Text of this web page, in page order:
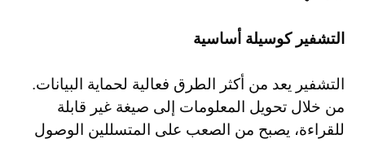
التشفير كوسيلة أساسية
التشفير يعد من أكثر الطرق فعالية لحماية البيانات.
من خلال تحويل المعلومات إلى صيغة غير قابلة
للقراءة، يصبح من الصعب على المتسللين الوصول